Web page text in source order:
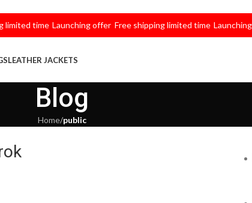
time Launching offer Free shipping limited time Launching offer
LEATHER JACKETS
Blog
Home/public